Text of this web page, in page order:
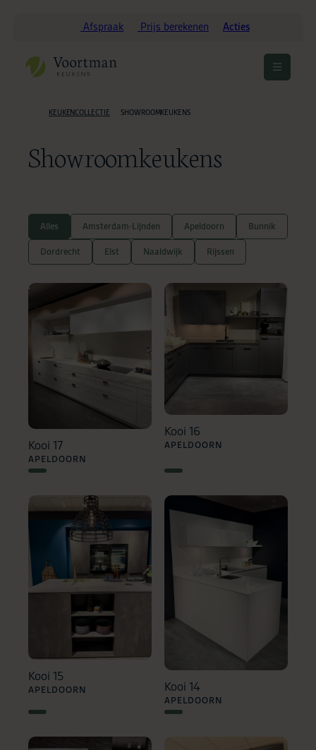
Afspraak Prijs berekenen Acties
Menu
openen
KEUKENCOLLECTIE SHOWROOMKEUKENS
Showroomkeukens
Alles Amsterdam-Lijnden Apeldoorn Bunnik
Dordrecht Elst Naaldwijk Rijssen
Kooi 17
APELDOORN
Kooi 16
APELDOORN
Kooi 15
APELDOORN Kooi 14
APELDOORN